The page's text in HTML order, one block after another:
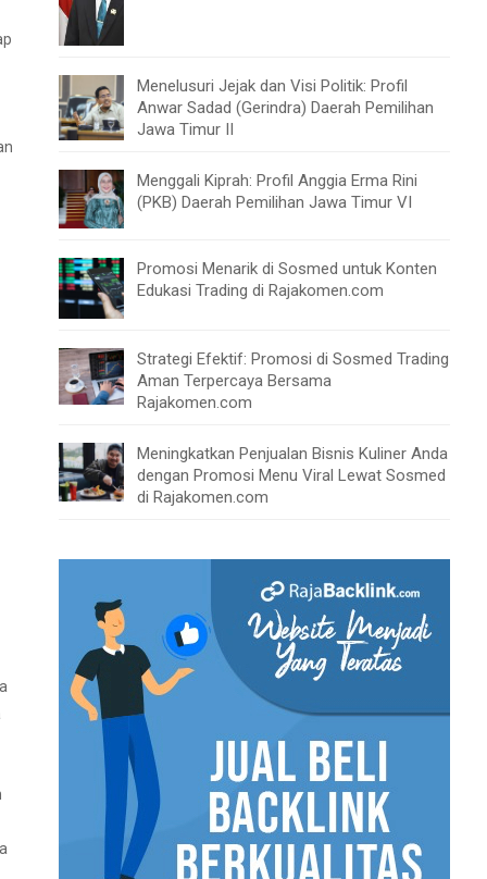
Menelusuri Jejak dan Visi Politik: Profil
Anwar Sadad (Gerindra) Daerah Pemilihan
Jawa Timur II
Menggali Kiprah: Profil Anggia Erma Rini
(PKB) Daerah Pemilihan Jawa Timur VI
Promosi Menarik di Sosmed untuk Konten
Edukasi Trading di Rajakomen.com
Strategi Efektif: Promosi di Sosmed Trading
Aman Terpercaya Bersama
Rajakomen.com
Meningkatkan Penjualan Bisnis Kuliner Anda
dengan Promosi Menu Viral Lewat Sosmed
di Rajakomen.com